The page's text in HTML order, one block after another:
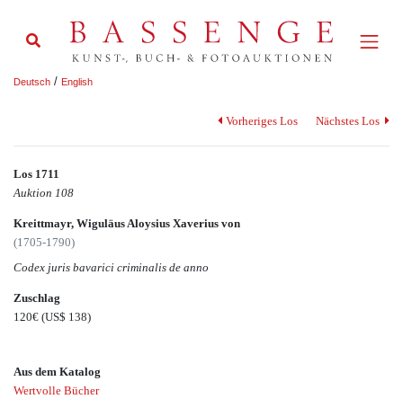
Deutsch / English
Vorheriges Los Nächstes Los
Los 1711
Auktion 108
Kreittmayr, Wiguläus Aloysius Xaverius von
(1705-1790)
Codex juris bavarici criminalis de anno
Zuschlag
120€ (US$ 138)
Aus dem Katalog
Wertvolle Bücher